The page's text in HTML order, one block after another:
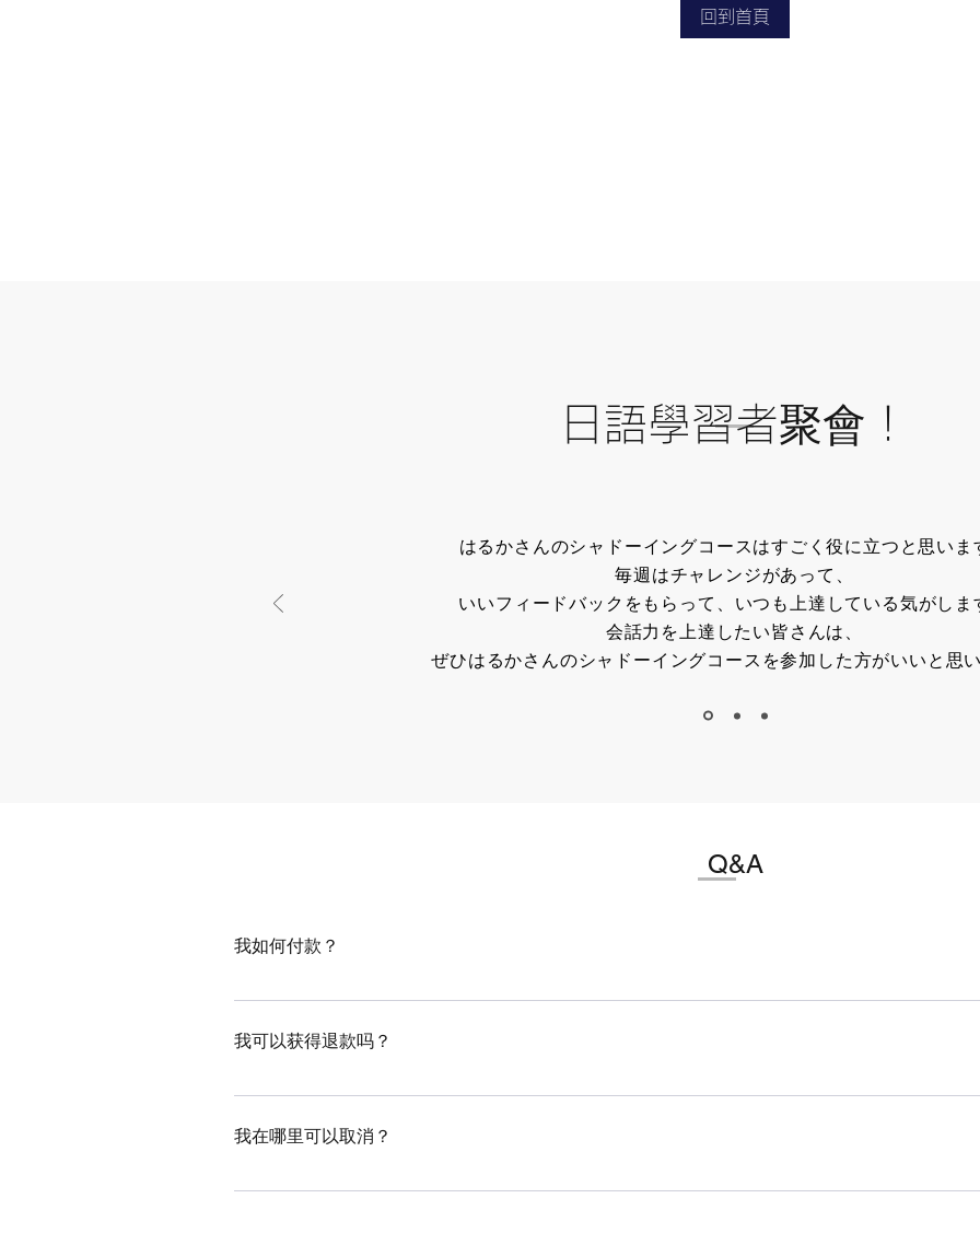
回到首頁
日語學習者聚會！
はるかさんのシャドーイングコースはすごく役に立つと思いま
毎週はチャレンジがあって、
いいフィードバックをもらって、 いつも上達している気がしま
会話力を上達したい皆さんは、
ぜひはるかさんのシャドーイングコースを参加した方がいいと思い
Q&A
我如何付款？
您可以使用信用卡或 Paypal 付款。
我可以获得退款吗？
对不起。费用一经支付，概不退还。可以在登录页面取消。
我在哪里可以取消？
您可以在登录页面取消